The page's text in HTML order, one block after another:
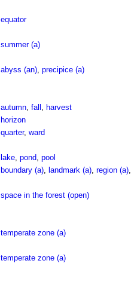
equator
summer (a)
abyss (an), precipice (a)
autumn, fall , harvest
horizon
quarter, ward
lake, pond, pool
boundary (a), landmark (a), region (a),
space in the forest (open)
temperate zone (a)
temperate zone (a)